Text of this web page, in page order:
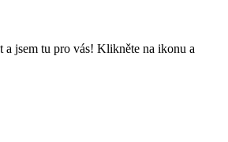
a jsem tu pro vás! Klikněte na ikonu a